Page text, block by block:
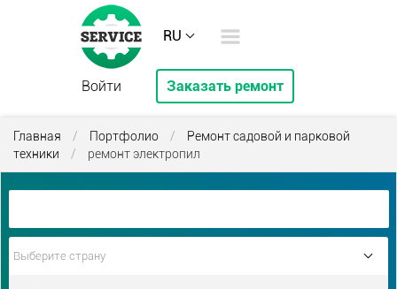
RU
Войти Заказать ремонт
Главная / Портфолио /
Ремонт садовой и парковой
техники
/ ремонт электропил